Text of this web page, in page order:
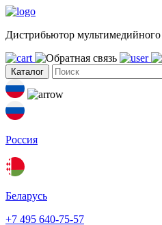
Дистрибьютор
Каталог
Россия
Беларусь
+7 495 640-75-57